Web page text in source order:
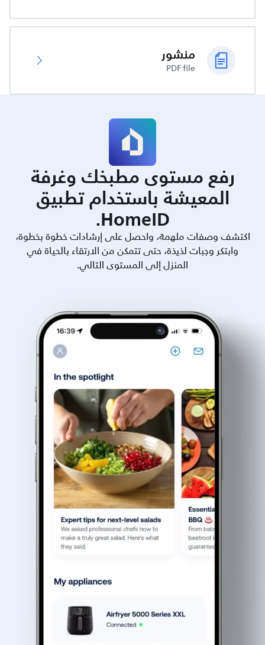
منشور
PDF file
رفع مستوى مطبخك وغرفة
المعيشة باستخدام تطبيق
HomeID.
اكتشف وصفات ملهمة، واحصل على إرشادات خطوة بخطوة،
وابتكر وجبات لذيذة، حتى تتمكن من الارتقاء بالحياة في
المنزل إلى المستوى التالي.